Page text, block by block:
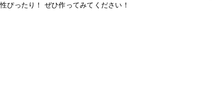
性ぴったり！ ぜひ作ってみてください！